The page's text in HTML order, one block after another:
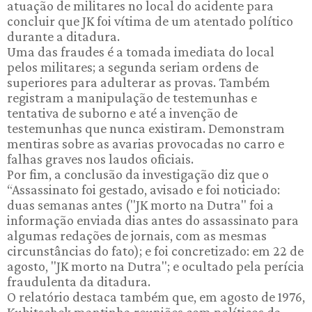
atuação de militares no local do acidente para
concluir que JK foi vítima de um atentado político
durante a ditadura.
Uma das fraudes é a tomada imediata do local
pelos militares; a segunda seriam ordens de
superiores para adulterar as provas. Também
registram a manipulação de testemunhas e
tentativa de suborno e até a invenção de
testemunhas que nunca existiram. Demonstram
mentiras sobre as avarias provocadas no carro e
falhas graves nos laudos oficiais.
Por fim, a conclusão da investigação diz que o
“Assassinato foi gestado, avisado e foi noticiado:
duas semanas antes ("JK morto na Dutra" foi a
informação enviada dias antes do assassinato para
algumas redações de jornais, com as mesmas
circunstâncias do fato); e foi concretizado: em 22 de
agosto, "JK morto na Dutra"; e ocultado pela perícia
fraudulenta da ditadura.
O relatório destaca também que, em agosto de 1976,